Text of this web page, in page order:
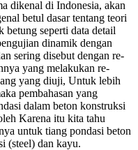
dikenal di Indonesia, akan
betul dasar tentang teori
betung seperti data detail
dinamik dengan
sering disebut dengan re-
yang melakukan re-
yang diuji, Untuk lebih
pembahasan yang
dalam beton konstruksi
Karena itu kita tahu
untuk tiang pondasi beton
(steel) dan kayu.